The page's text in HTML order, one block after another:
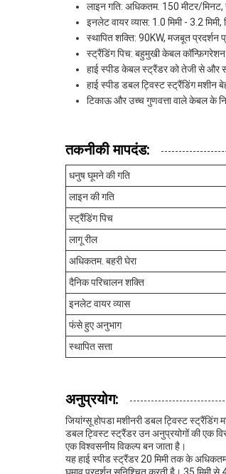
लाइन गति: अधिकतम. 150 मीटर/मिनट,
इनलेट वायर व्यास: 1.0 मिमी - 3.2
स्थापित शक्ति: 90KW, मजबूत प्रदर्शन
स्ट्रैंडिंग पिच: बहुमुखी केबल
हाई स्पीड केबल स्ट्रैंडर को तेजी से और
हाई स्पीड डबल ट्विस्ट स्ट्रैंडिंग मशीन
टिकाऊ और उच्च गुणवत्ता वाले केबल के
तकनीकी मापदंड:
धनुष घूमने की गति
लाइन की गति
स्ट्रैंडिंग पिच
लागू रील
अधिकतम. बहरी घेरा
दैनिक परिचालन शक्ति
इनलेट वायर व्यास
फंसे हुए अनुभाग
स्थापित सत्ता
अनुप्रयोग:
जियांग्सू होपडा मशीनरी डबल ट्विस्ट स्ट्रैंडिंग
डबल ट्विस्ट स्ट्रैंडर उन अनुप्रयोगों की एक
एक विश्वसनीय विकल्प बन जाता है।
यह हाई स्पीड स्ट्रैंडर 20 मिमी तक के